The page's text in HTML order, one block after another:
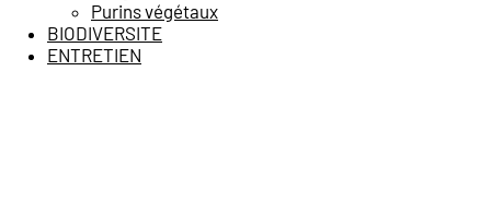
Purins végétaux
BIODIVERSITE
ENTRETIEN